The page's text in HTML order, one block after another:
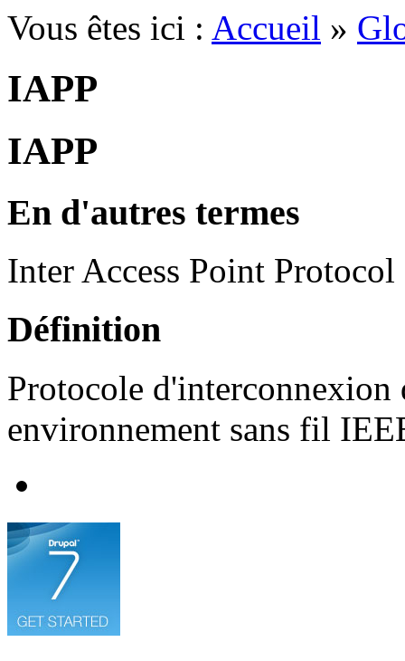
Vous êtes ici : Accueil »
IAPP
IAPP
En d'autres termes
Inter Access Point Protocol
Définition
Protocole d'interconnexion
environnement sans fil